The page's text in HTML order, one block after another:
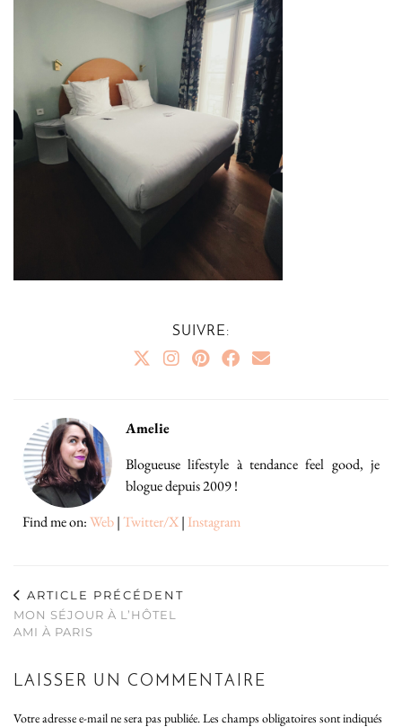
SUIVRE:
Amelie
Blogueuse lifestyle à tendance feel good, je
blogue depuis 2009 !
Find me on:Web|Twitter/X| Instagram
ARTICLE PRÉCÉDENT
MON SÉJOUR À L’HÔTEL
AMI À PARIS
LAISSER UN COMMENTAIRE
Votre adresse e-mail ne sera pas publiée. Les champs obligatoires sont indiqués